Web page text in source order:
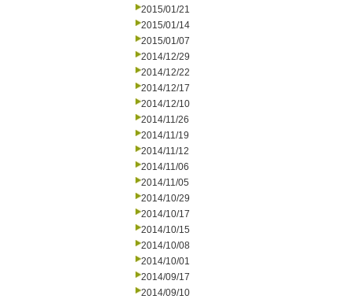
2015/01/21
2015/01/14
2015/01/07
2014/12/29
2014/12/22
2014/12/17
2014/12/10
2014/11/26
2014/11/19
2014/11/12
2014/11/06
2014/11/05
2014/10/29
2014/10/17
2014/10/15
2014/10/08
2014/10/01
2014/09/17
2014/09/10